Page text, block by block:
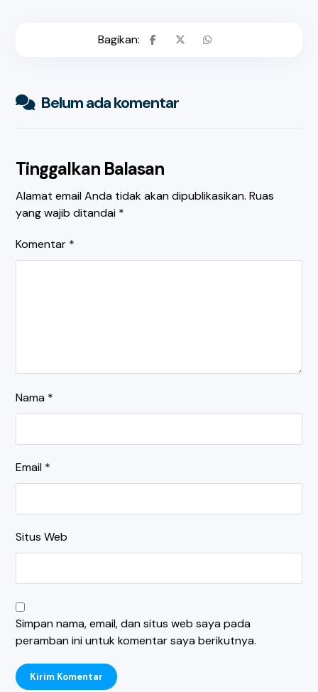
Belum ada komentar
Tinggalkan Balasan
Alamat email Anda tidak akan dipublikasikan. Ruas
yang wajib ditandai *
Komentar *
Nama *
Email *
Situs Web
Simpan nama, email, dan situs web saya pada
peramban ini untuk komentar saya berikutnya.
Kirim Komentar